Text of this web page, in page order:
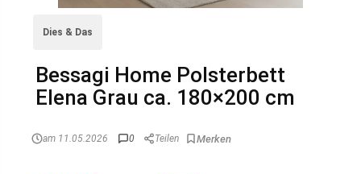
Dies & Das
Bessagi Home Polsterbett
Elena Grau ca. 180×200 cm
am 11.05.2026 0 Teilen